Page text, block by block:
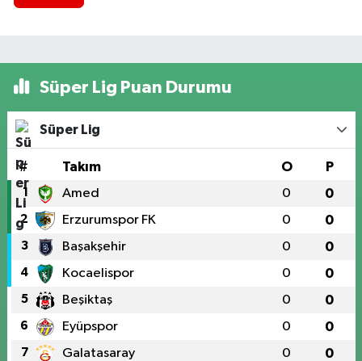
Süper Lig Puan Durumu
Süper Lig
# Takım O P
1 Amed 0 0
2 Erzurumspor FK 0 0
3 Başakşehir 0 0
4 Kocaelispor 0 0
5 Beşiktaş 0 0
6 Eyüpspor 0 0
7 Galatasaray 0 0